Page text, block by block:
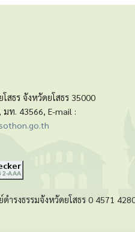
สธร จังหวัดยโสธร 35000
มท. 43566, E-mail :
รงธรรมจังหวัดยโสธร 0 4571